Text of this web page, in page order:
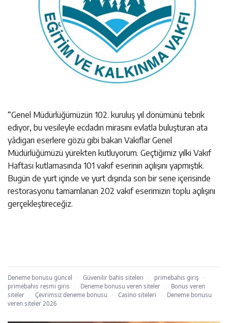
“Genel Müdürlüğümüzün 102. kuruluş yıl dönümünü tebrik
ediyor, bu vesileyle ecdadın mirasını evlatla buluşturan ata
yâdigarı eserlere gözü gibi bakan Vakıflar Genel
Müdürlüğümüzü yürekten kutluyorum. Geçtiğimiz yılki Vakıf
Haftası kutlamasında 101 vakıf eserinin açılışını yapmıştık.
Bugün de yurt içinde ve yurt dışında son bir sene içerisinde
restorasyonu tamamlanan 202 vakıf eserimizin toplu açılışını
gerçekleştireceğiz.
Deneme bonusu güncel · Güvenilir bahis siteleri · primebahis giriş
·
primebahis resmi giris
· Deneme bonusu veren siteler ·
Bonus veren
siteler
· Çevrimsiz deneme bonusu · Casino siteleri ·
Deneme bonusu
veren siteler 2026